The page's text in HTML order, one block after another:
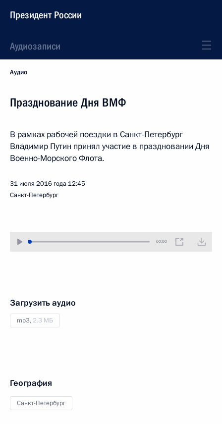
Президент России
Аудиозаписи
Аудио
Празднование Дня ВМФ
В рамках рабочей поездки в Санкт-Петербург
Владимир Путин принял участие в праздновании Дня
Военно-Морского Флота.
31 июля 2016 года 12:45
Санкт-Петербург
00:00
Загрузить аудио
mp3, 2.3 МБ
География
Санкт-Петербург